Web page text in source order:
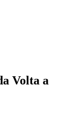
Volta a